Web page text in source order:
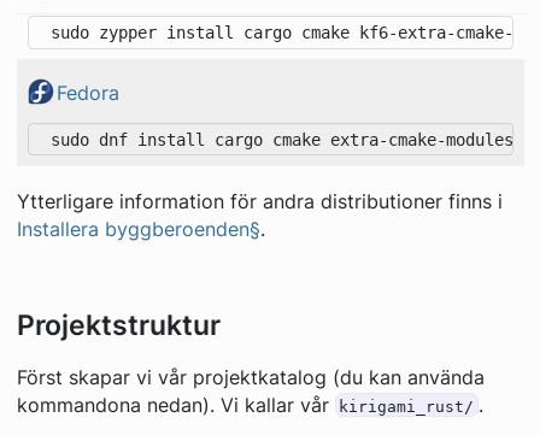
Fedora
Ytterligare information för andra distributioner finns i
Installera byggberoenden§.
Projektstruktur
Först skapar vi vår projektkatalog (du kan använda
kommandona nedan). Vi kallar vår
kirigami_rust/ .